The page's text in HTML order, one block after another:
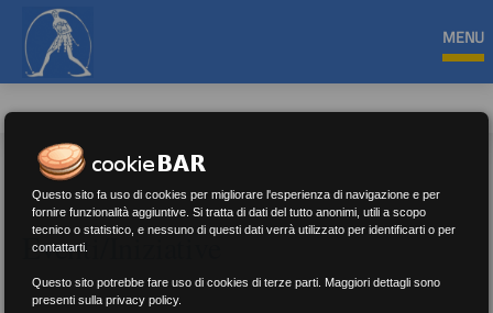
MENU
Eventi/Iniziative
Questo sito fa uso di cookies per migliorare l'esperienza di navigazione e per
fornire funzionalità aggiuntive. Si tratta di dati del tutto anonimi, utili a scopo
tecnico o statistico, e nessuno di questi dati verrà utilizzato per identificarti o per
contattarti.
Questo sito potrebbe fare uso di cookies di terze parti. Maggiori dettagli sono
presenti sulla privacy policy.